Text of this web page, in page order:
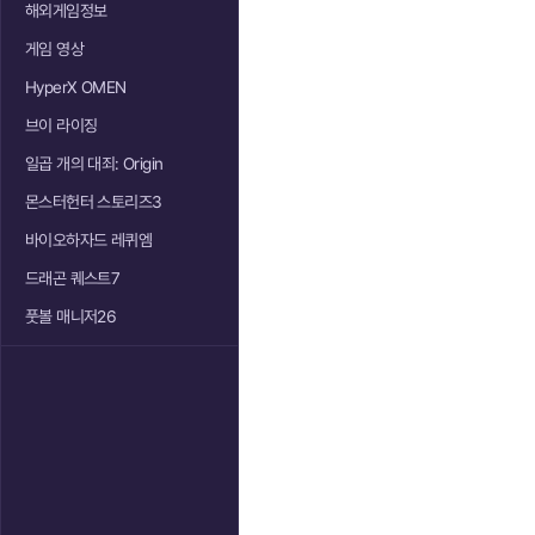
해외게임정보
게임 영상
HyperX OMEN
브이 라이징
일곱 개의 대죄: Origin
몬스터헌터 스토리즈3
바이오하자드 레퀴엠
드래곤 퀘스트7
풋볼 매니저26